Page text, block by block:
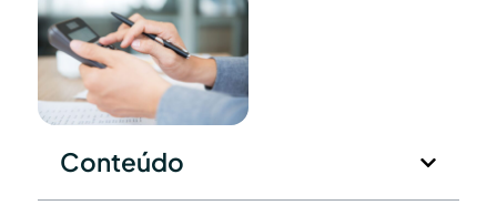
Conteúdo